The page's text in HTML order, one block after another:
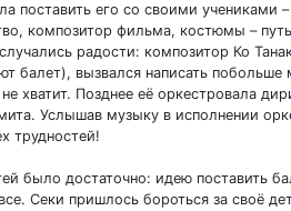
поставить его со своими учениками
композитор фильма, костюмы –
радости: композитор Ко
балет), вызвался написать
хватит. Позднее её оркестровала
Услышав музыку в исполнении
трудностей!
было достаточно: идею поставить
Секи пришлось бороться за своё